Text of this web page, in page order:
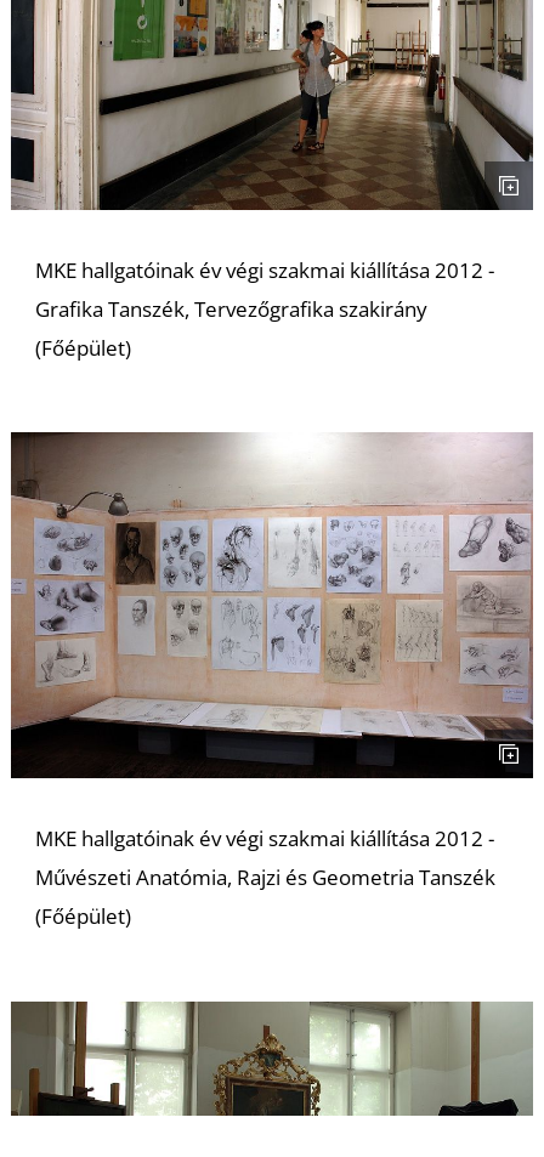
MKE hallgatóinak év végi szakmai kiállítása 2012 -
Grafika Tanszék, Tervezőgrafika szakirány
(Főépület)
MKE hallgatóinak év végi szakmai kiállítása 2012 -
Művészeti Anatómia, Rajzi és Geometria Tanszék
(Főépület)